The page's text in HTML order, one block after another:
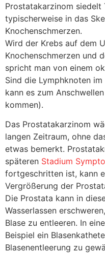
Prostatakarzinom siedelt
typischerweise in das
Knochenschmerzen.
Wird der Krebs auf dem
Knochenschmerzen und
spricht man von einem
Sind die Lymphknoten
kann es zum
kommen).
Das Prostatakarzinom
langen Zeitraum, ohne
etwas bemerkt.
späteren Stadium
fortgeschritten ist, kann
Vergrößerung der
Die Prostata kann in
Wasserlassen
Blase zu entleeren. In
Beispiel ein
Blasenentleerung zu